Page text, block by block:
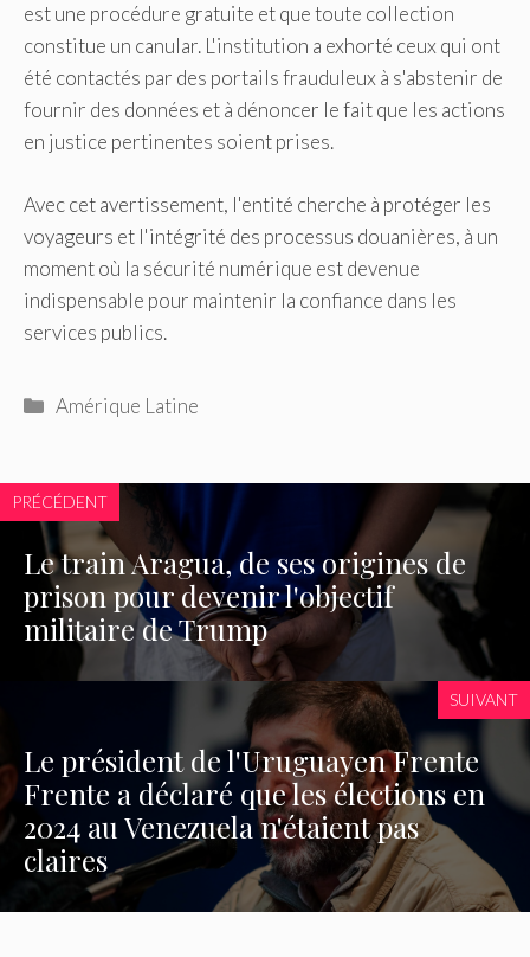
est une procédure gratuite et que toute collection
constitue un canular. L'institution a exhorté ceux qui ont
été contactés par des portails frauduleux à s'abstenir de
fournir des données et à dénoncer le fait que les actions
en justice pertinentes soient prises.
Avec cet avertissement, l'entité cherche à protéger les
voyageurs et l'intégrité des processus douanières, à un
moment où la sécurité numérique est devenue
indispensable pour maintenir la confiance dans les
services publics.
Catégories
Amérique Latine
PRÉCÉDENT
Le train Aragua, de ses origines de
prison pour devenir l'objectif
militaire de Trump
SUIVANT
Le président de l'Uruguayen Frente
Frente a déclaré que les élections en
2024 au Venezuela n'étaient pas
claires